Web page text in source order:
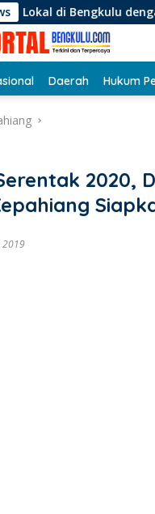
dengan Meningkatkan
Daerah Hukum
2020,
2019